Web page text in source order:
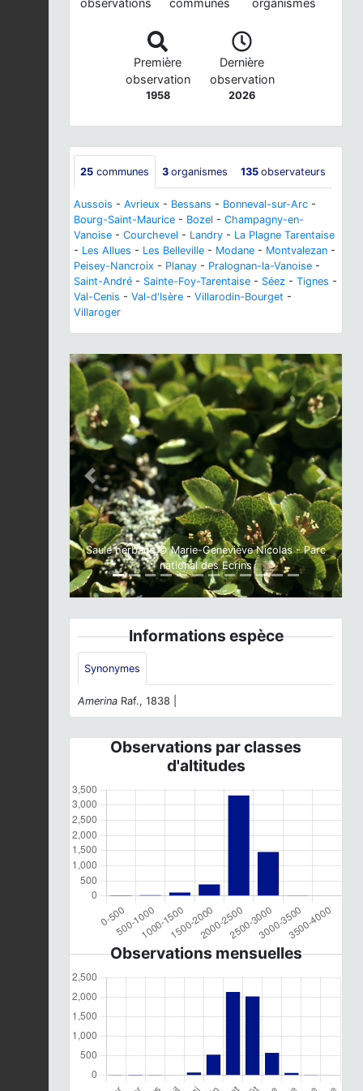
observations communes organismes
Première
observation
1958
Dernière
observation
2026
25 communes 3 organismes 135 observateurs
Aussois - Avrieux - Bessans - Bonneval-sur-Arc -
Bourg-Saint-Maurice - Bozel - Champagny-en-
Vanoise - Courchevel - Landry - La Plagne Tarentaise
- Les Allues - Les Belleville - Modane - Montvalezan -
Peisey-Nancroix - Planay - Pralognan-la-Vanoise -
Saint-André - Sainte-Foy-Tarentaise - Séez - Tignes -
Val-Cenis - Val-d'Isère - Villarodin-Bourget -
Villaroger
Saule herbacé © Marie-Geneviève Nicolas - Parc
national des Ecrins
Previous Next
Informations espèce
Synonymes
Amerina Raf., 1838 |
Observations par classes
d'altitudes
Observations mensuelles